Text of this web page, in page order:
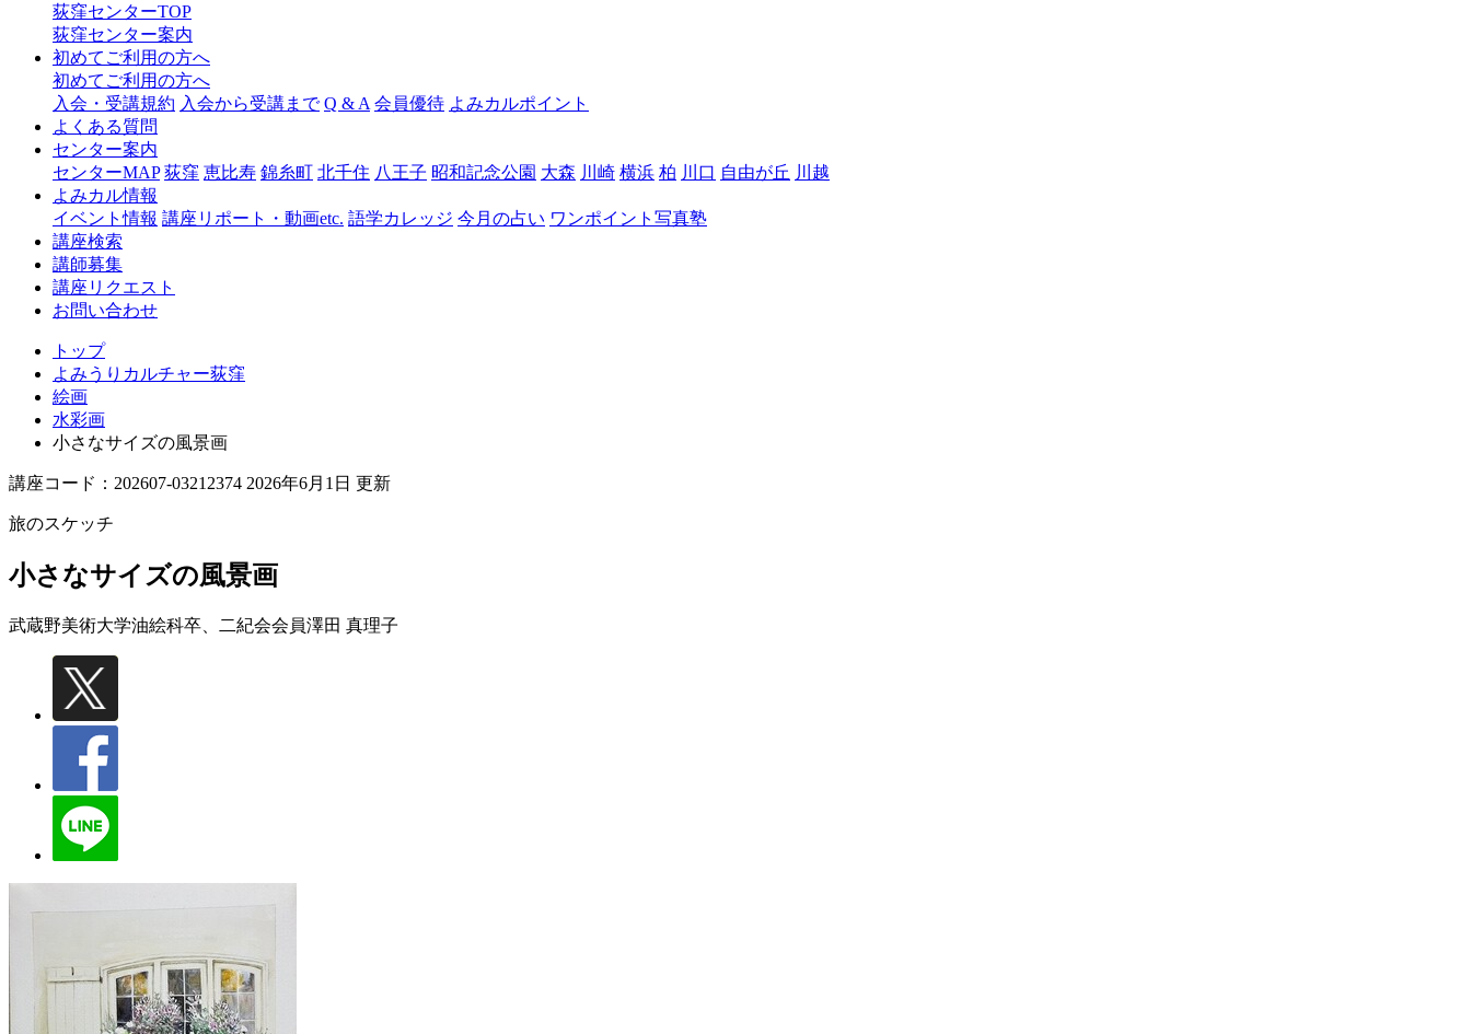
ャ
荻
窪
荻窪センターTOP
荻窪センター案内
初めてご利用の方へ
初めてご利用の方へ
入会・受講規約 入会から受講まで Q & A 会員優待 よみカルポイント
よくある質問
センター案内
センターMAP 荻窪 恵比寿 錦糸町 北千住 八王子 昭和記念公園 大森 川崎 横浜 柏 川口 自由が丘 川越
よみカル情報
イベント情報 講座リポート・動画etc. 語学カレッジ 今月の占い ワンポイント写真塾
講座検索
講師募集
講座リクエスト
お問い合わせ
トップ
よみうりカルチャー荻窪
絵画
水彩画
小さなサイズの風景画
講座コード：202607-03212374 2026年6月1日 更新
旅のスケッチ
小さなサイズの風景画
武蔵野美術大学油絵科卒、二紀会会員澤田 真理子